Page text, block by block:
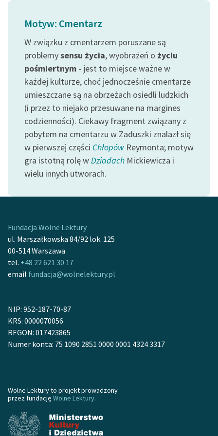
Ręce pełne poezji
Kolekcje edukacyjne
twórców przechodzących
do domeny publicznej,
lektur szkolnych oraz
Starego Testamentu
Odkurzamy bohaterów
Szkoła Poezji Wolnych
Lektur
O nas
Kontakt
Zasady wykorzystania
Wolnych Lektur
Logotypy
Polityka prywatności
Regulamin biblioteki
Dane fundacji i
Informacja o treściach
wrażliwych
Deklaracja dostępności
Motyw: Cmentarz
W związku z cmentarzem poruszane są
problemysensu życia, wyobrażeń o życiu
pośmiertnym - jest to miejsce ważne w
każdej kulturze, choć jednocześnie cmentarze
umieszczane są na obrzeżach osiedli ludzkich
(i przez to niejako przesuwane na margines
codzienności). Ciekawy fragment związany z
pobytem na cmentarzu w Zaduszki znalazł się
w pierwszej części Chłopów Reymonta; motyw
gra istotną rolę wDziadach Mickiewicza i
wielu innych utworach.
Fundacja Wolne Lektury
ul. Marszałkowska 84/92 lok. 125
00-514 Warszawa
tel. +48 22 621 30 17
email fundacja@wolnelektury.pl
NIP: 952-187-70-87
KRS: 0000070056
REGON: 017423865
Numer konta: 75 1090 2851 0000 0001 4324 3317
Wolne Lektury to projekt prowadzony
przez fundację Wolne Lektury.